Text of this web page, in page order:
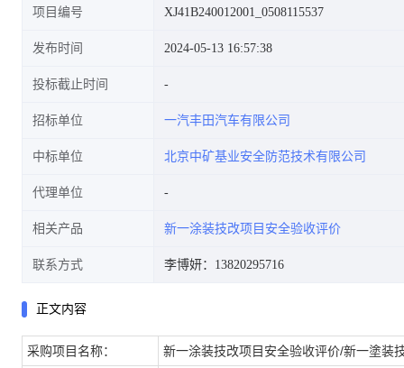
项目编号 XJ41B240012001_0508115537
发布时间 2024-05-13 16:57:38
投标截止时间
招标单位 一汽丰田汽车有限公司
中标单位 北京中矿基业安全防范技术有限公司
代理单位
相关产品 新一涂装技改项目安全验收评价
联系方式 李博妍：13820295716
正文内容
采购项目名称： 新一涂装技改项目安全验收评价/新一塗装